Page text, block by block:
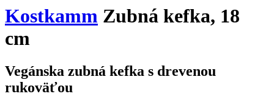
Kostkamm Zubná kefka, 18
cm
Vegánska zubná kefka s drevenou
rukoväťou